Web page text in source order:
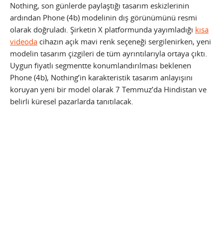
Nothing, son günlerde paylaştığı tasarım eskizlerinin
ardından Phone (4b) modelinin dış görünümünü resmi
olarak doğruladı. Şirketin X platformunda yayımladığı kısa
videoda cihazın açık mavi renk seçeneği sergilenirken, yeni
modelin tasarım çizgileri de tüm ayrıntılarıyla ortaya çıktı.
Uygun fiyatlı segmentte konumlandırılması beklenen
Phone (4b), Nothing’in karakteristik tasarım anlayışını
koruyan yeni bir model olarak 7 Temmuz’da Hindistan ve
belirli küresel pazarlarda tanıtılacak.